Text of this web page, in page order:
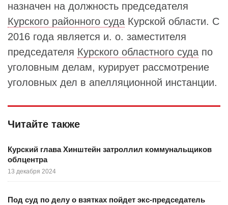
назначен на должность председателя
Курского районного суда Курской области. С
2016 года является и. о. заместителя
председателя Курского областного суда по
уголовным делам, курирует рассмотрение
уголовных дел в апелляционной инстанции.
Читайте также
Курский глава Хинштейн затроллил коммунальщиков
облцентра
13 декабря 2024
Под суд по делу о взятках пойдет экс-председатель